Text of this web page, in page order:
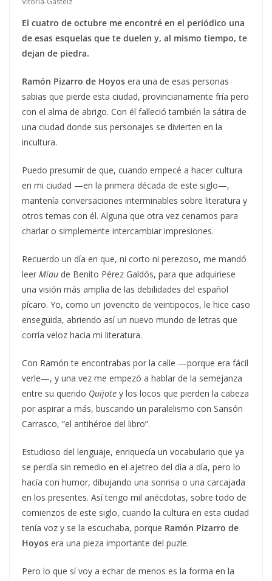
El cuatro de octubre me encontré en el periódico una
de esas esquelas que te duelen y, al mismo tiempo, te
dejan de piedra.
Ramón Pizarro de Hoyos era una de esas personas
sabias que pierde esta ciudad, provincianamente fría pero
con el alma de abrigo. Con él falleció también la sátira de
una ciudad donde sus personajes se divierten en la
incultura.
Puedo presumir de que, cuando empecé a hacer cultura
en mi ciudad —en la primera década de este siglo—,
mantenía conversaciones interminables sobre literatura y
otros temas con él. Alguna que otra vez cenamos para
charlar o simplemente intercambiar impresiones.
Recuerdo un día en que, ni corto ni perezoso, me mandó
leer Miau de Benito Pérez Galdós, para que adquiriese
una visión más amplia de las debilidades del español
pícaro. Yo, como un jovencito de veintipocos, le hice caso
enseguida, abriendo así un nuevo mundo de letras que
corría veloz hacia mi literatura.
Con Ramón te encontrabas por la calle —porque era fácil
verle—, y una vez me empezó a hablar de la semejanza
entre su querido Quijote y los locos que pierden la cabeza
por aspirar a más, buscando un paralelismo con Sansón
Carrasco, “el antihéroe del libro”.
Estudioso del lenguaje, enriquecía un vocabulario que ya
se perdía sin remedio en el ajetreo del día a día, pero lo
hacía con humor, dibujando una sonrisa o una carcajada
en los presentes. Así tengo mil anécdotas, sobre todo de
comienzos de este siglo, cuando la cultura en esta ciudad
tenía voz y se la escuchaba, porque Ramón Pizarro de
Hoyos era una pieza importante del puzle.
Pero lo que sí voy a echar de menos es la forma en la